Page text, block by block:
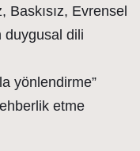
Evrensel
duygusal dili
yönlendirme”
etme